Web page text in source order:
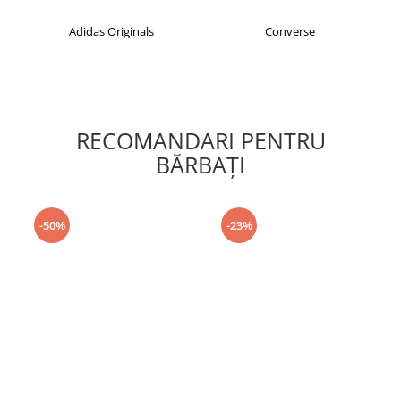
Adidas Originals Converse
RECOMANDARI PENTRU
BĂRBAŢI
-50% -23%